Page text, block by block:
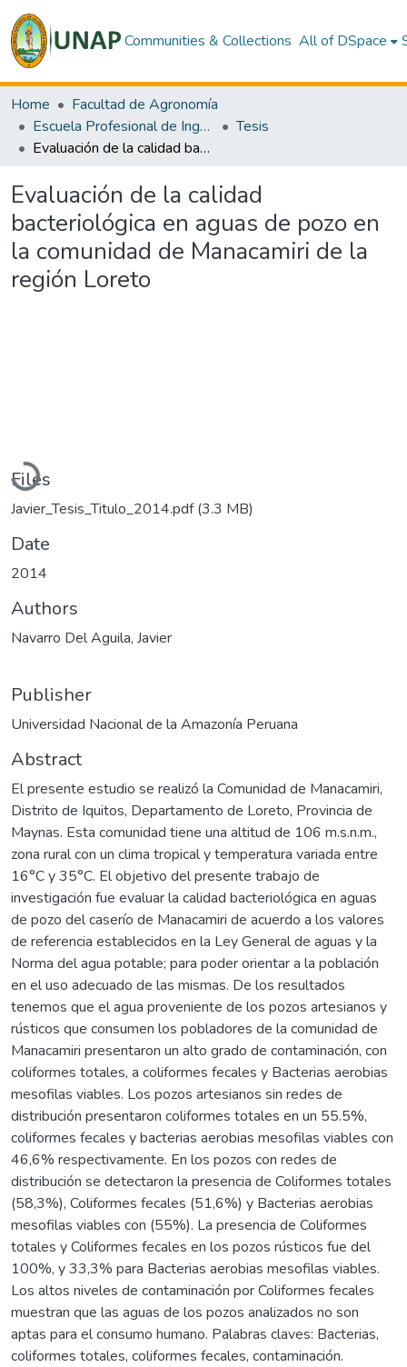
Communities & Collections All of DSpace
Home
Facultad de Agronomía
Escuela Profesional de Ingeniería en Gestión Ambiental
Tesis
Evaluación de la calidad bacteriológica en aguas de pozo en la comunidad de Manacamiri de la región Loreto
Evaluación de la calidad
bacteriológica en aguas de pozo en
la comunidad de Manacamiri de la
región Loreto
Loading...
Files
Javier_Tesis_Titulo_2014.pdf(3.3 MB)
Date
2014
Authors
Navarro Del Aguila, Javier
Publisher
Universidad Nacional de la Amazonía Peruana
Abstract
El presente estudio se realizó la Comunidad de Manacamiri,
Distrito de Iquitos, Departamento de Loreto, Provincia de
Maynas. Esta comunidad tiene una altitud de 106 m.s.n.m.,
zona rural con un clima tropical y temperatura variada entre
16°C y 35°C. El objetivo del presente trabajo de
investigación fue evaluar la calidad bacteriológica en aguas
de pozo del caserío de Manacamiri de acuerdo a los valores
de referencia establecidos en la Ley General de aguas y la
Norma del agua potable; para poder orientar a la población
en el uso adecuado de las mismas. De los resultados
tenemos que el agua proveniente de los pozos artesianos y
rústicos que consumen los pobladores de la comunidad de
Manacamiri presentaron un alto grado de contaminación, con
coliformes totales, a coliformes fecales y Bacterias aerobias
mesofilas viables. Los pozos artesianos sin redes de
distribución presentaron coliformes totales en un 55.5%,
coliformes fecales y bacterias aerobias mesofilas viables con
46,6% respectivamente. En los pozos con redes de
distribución se detectaron la presencia de Coliformes totales
(58,3%), Coliformes fecales (51,6%) y Bacterias aerobias
mesofilas viables con (55%). La presencia de Coliformes
totales y Coliformes fecales en los pozos rústicos fue del
100%, y 33,3% para Bacterias aerobias mesofilas viables.
Los altos niveles de contaminación por Coliformes fecales
muestran que las aguas de los pozos analizados no son
aptas para el consumo humano. Palabras claves: Bacterias,
coliformes totales, coliformes fecales, contaminación.